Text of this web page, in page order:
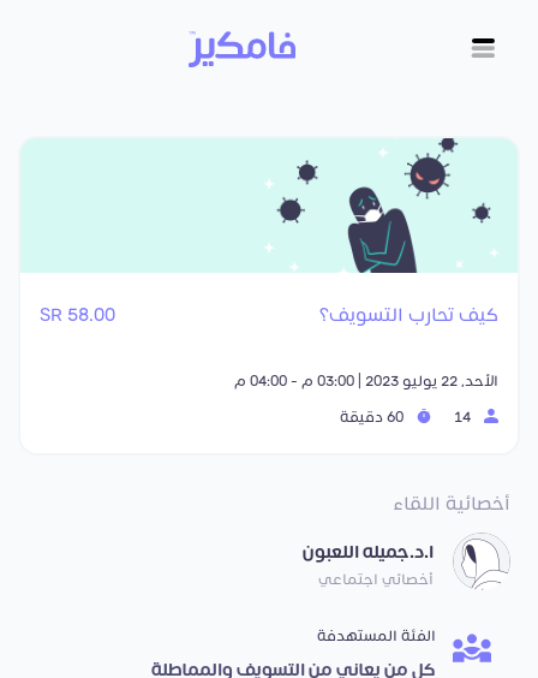
كيف تحارب التسويف؟ 58.00 SR
الأحد, 22 يوليو 2023 | 03:00 م - 04:00 م
أخصائية اللقاء
ا.د.جميله اللعبون
أخصائي اجتماعي
الفئة المستهدفة
كل من يعاني من التسويف والمماطلة